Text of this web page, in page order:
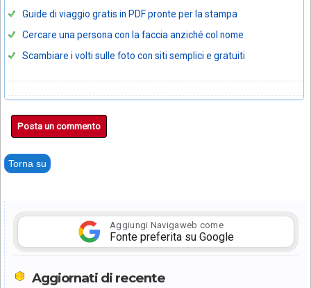
Guide di viaggio gratis in PDF pronte per la stampa
Cercare una persona con la faccia anziché col nome
Scambiare i volti sulle foto con siti semplici e gratuiti
Posta un commento
Torna su
Aggiungi Navigaweb come
Fonte preferita su Google
Aggiornati di recente